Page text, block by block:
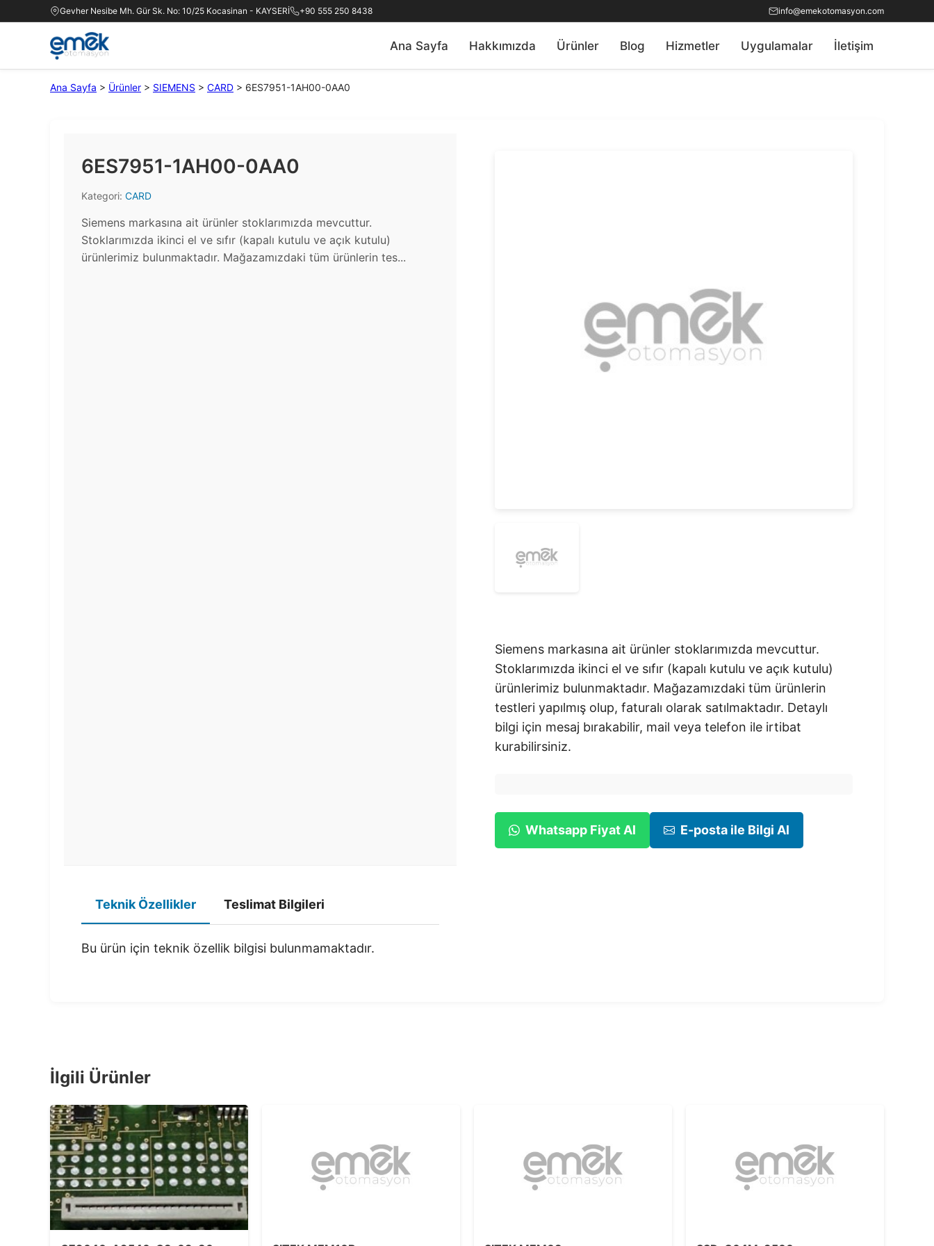
Gevher Nesibe Mh. Gür Sk. No: 10/25 Kocasinan - KAYSERİ +90 555 250 8438 info@emekotomasyon.com
Ana Sayfa Hakkımızda Ürünler Blog Hizmetler Uygulamalar İletişim
Ana Sayfa > Ürünler > SIEMENS > CARD > 6ES7951-1AH00-0AA0
6ES7951-1AH00-0AA0
Kategori: CARD
Siemens markasına ait ürünler stoklarımızda mevcuttur.
Stoklarımızda ikinci el ve sıfır (kapalı kutulu ve açık kutulu)
ürünlerimiz bulunmaktadır.​ Mağazamızdaki tüm ürünlerin tes...
Siemens markasına ait ürünler stoklarımızda mevcuttur.
Stoklarımızda ikinci el ve sıfır (kapalı kutulu ve açık kutulu)
ürünlerimiz bulunmaktadır.​ Mağazamızdaki tüm ürünlerin
testleri yapılmış olup, faturalı olarak satılmaktadır. Detaylı
bilgi için mesaj bırakabilir, mail veya telefon ile irtibat
kurabilirsiniz.
Whatsapp Fiyat Al E-posta ile Bilgi Al
Teknik Özellikler Teslimat Bilgileri
Bu ürün için teknik özellik bilgisi bulunmamaktadır.
İlgili Ürünler